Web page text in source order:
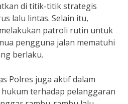
di titik-titik strategis
lalu lintas. Selain itu,
patroli rutin untuk
pengguna jalan mematuhi
berlaku.
Polres juga aktif dalam
terhadap pelanggaran